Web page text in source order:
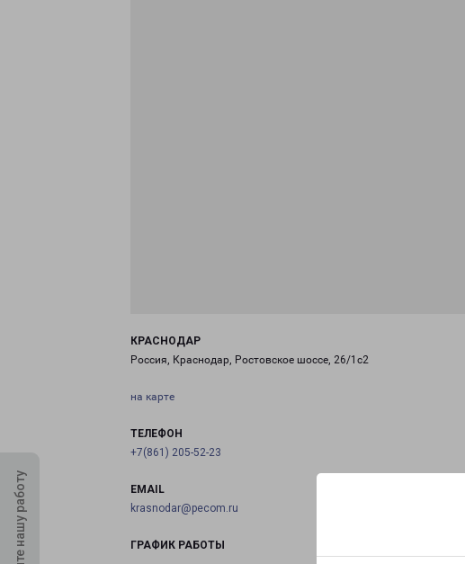
Оцените нашу работу
КРАСНОДАР
Россия, Краснодар, Ростовское шоссе, 26/1с2
на карте
ТЕЛЕФОН
+7(861) 205-52-23
EMAIL
krasnodar@pecom.ru
ГРАФИК РАБОТЫ